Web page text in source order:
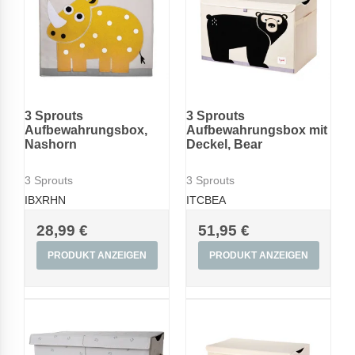
3 Sprouts
Aufbewahrungsbox,
Nashorn
3 Sprouts
IBXRHN
28,99 €
PRODUKT ANZEIGEN
3 Sprouts
Aufbewahrungsbox mit
Deckel, Bear
3 Sprouts
ITCBEA
51,95 €
PRODUKT ANZEIGEN